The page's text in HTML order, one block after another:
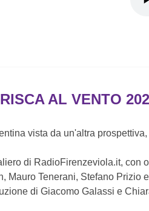
AL VENTO
vista da un'altra
di RadioFirenzeviola.it, con
Mauro Tenerani, Stefano Prizio
di Giacomo Galassi e